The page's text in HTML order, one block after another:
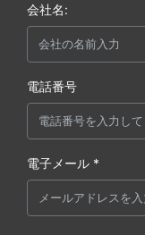
会社名:
電話番号
電子メール *